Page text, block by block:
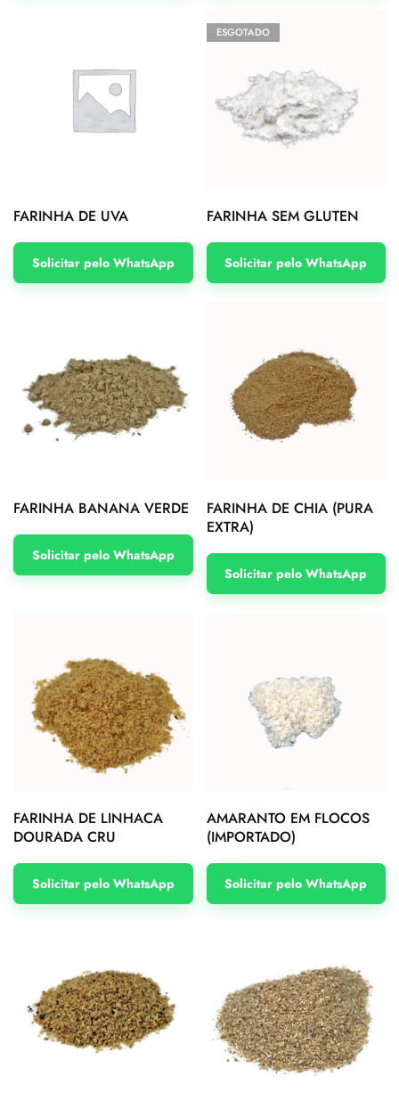
FARINHA DE UVA
Solicitar pelo WhatsApp
ESGOTADO
FARINHA SEM GLUTEN
Solicitar pelo WhatsApp
FARINHA BANANA VERDE
Solicitar pelo WhatsApp
FARINHA DE CHIA (PURA
EXTRA)
Solicitar pelo WhatsApp
FARINHA DE LINHACA
DOURADA CRU
Solicitar pelo WhatsApp
AMARANTO EM FLOCOS
(IMPORTADO)
Solicitar pelo WhatsApp